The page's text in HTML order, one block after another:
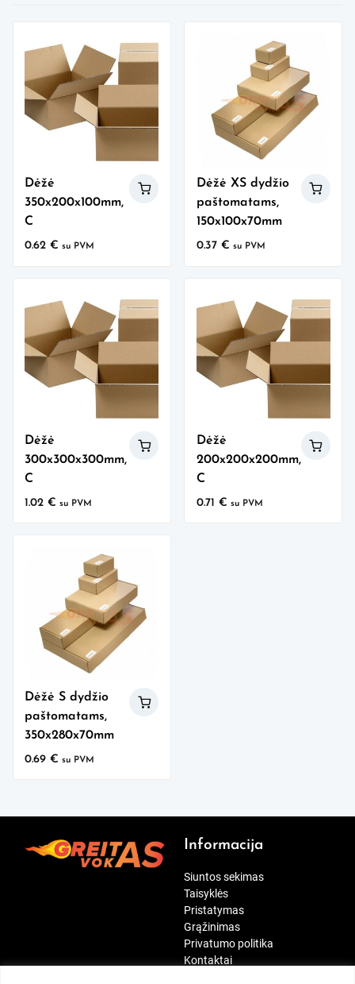
Dėžė
350x200x100mm,
C
0.62€ su PVM
Dėžė XS dydžio
paštomatams,
150x100x70mm
0.37 € su PVM
Dėžė
300x300x300mm,
C
1.02€ su PVM
Dėžė
200x200x200mm,
C
0.71 € su PVM
Dėžė S dydžio
paštomatams,
350x280x70mm
0.69€ su PVM
Informacija
Siuntos sekimas
Taisyklės
Pristatymas
Grąžinimas
Privatumo politika
Kontaktai